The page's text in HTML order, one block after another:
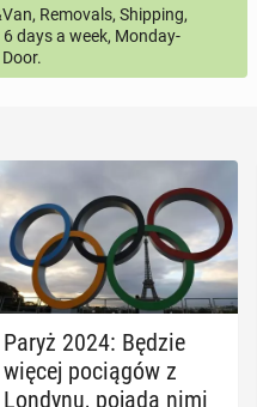
Removals, Shipping,
days a week, Monday-
Paryż 2024: Będzie
więcej po­cią­gów z
Londynu, pojadą nimi